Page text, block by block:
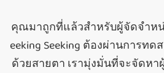
คุณมาถูกที่แล้วสำหรับผู้จัดจำห
eeking Seeking ต้องผ่านการ
ด้วยสายตา เรามุ่งมั่นที่จะจัดห